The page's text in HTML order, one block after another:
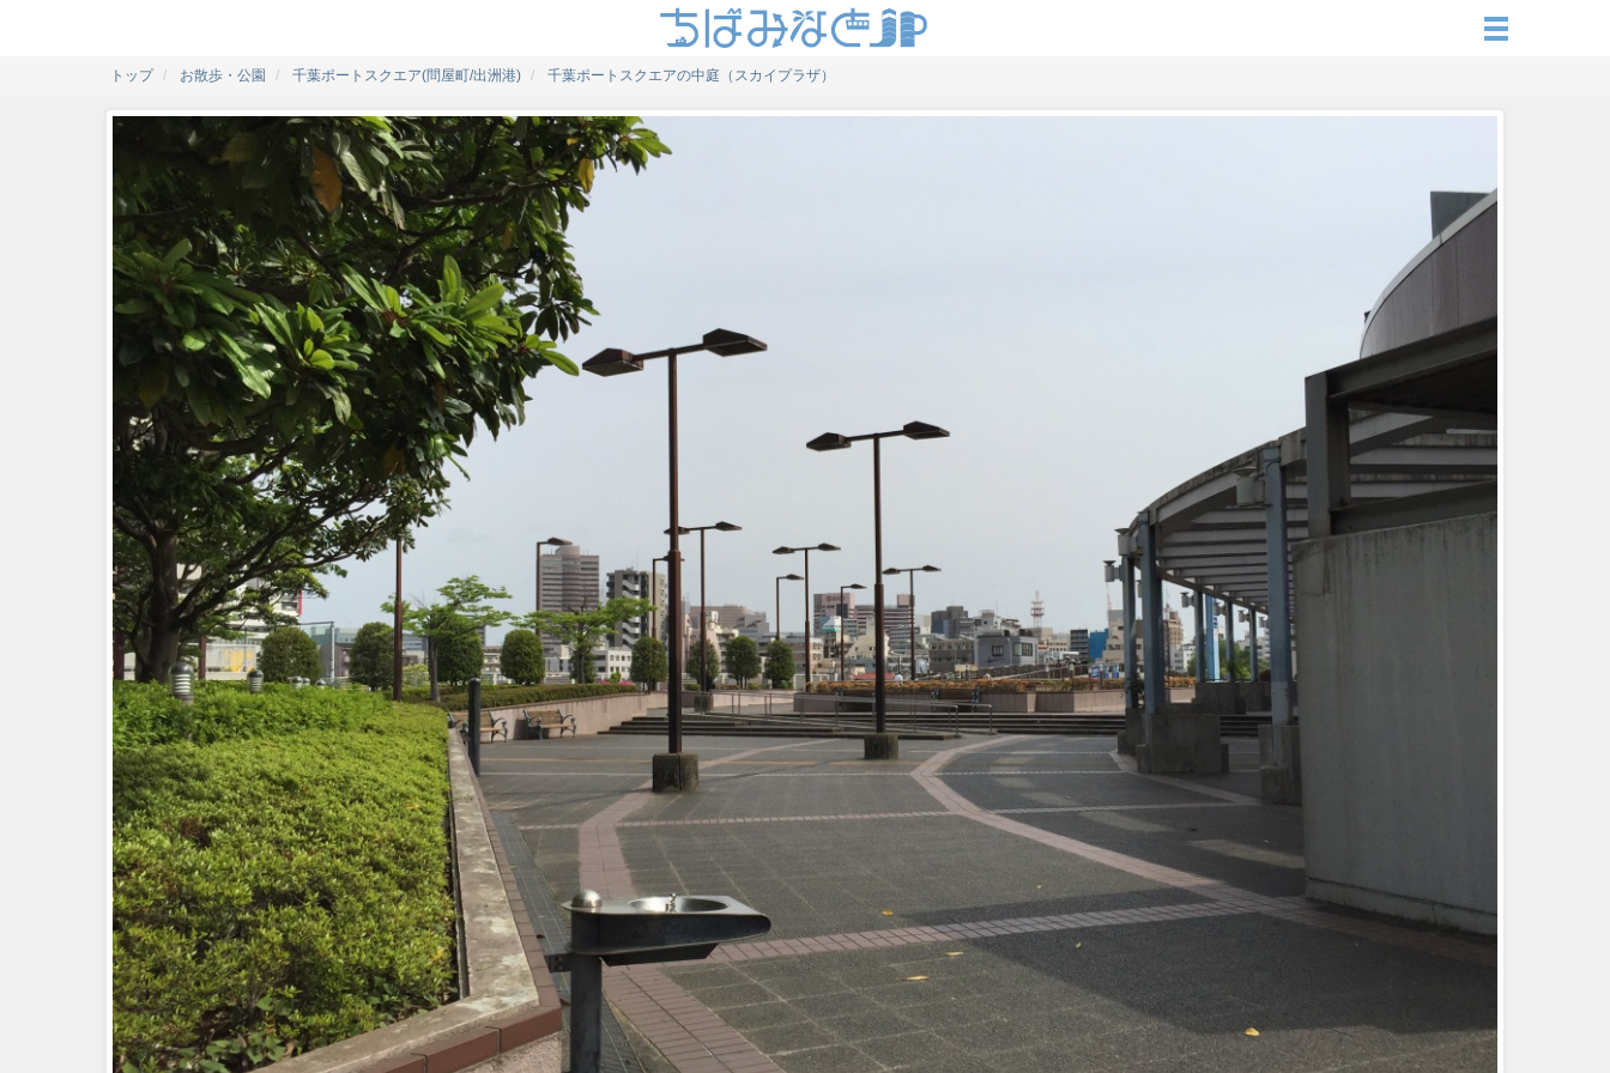
トップ お散歩・公園 千葉ポートスクエア(問屋町/出洲港) 千葉ポートスクエアの中庭（スカイプラザ）